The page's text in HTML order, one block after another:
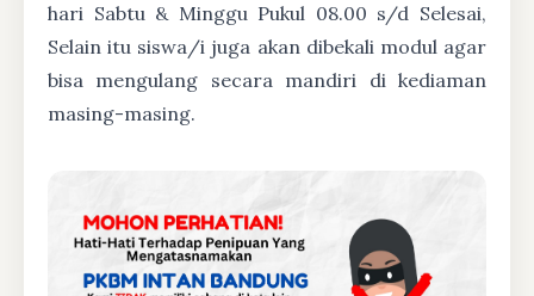
hari Sabtu & Minggu Pukul 08.00 s/d Selesai,
Selain itu siswa/i juga akan dibekali modul agar
bisa mengulang secara mandiri di kediaman
masing-masing.